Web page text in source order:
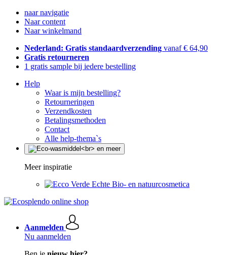
naar navigatie
Naar content
Naar winkelmand
Nederland: Gratis standaardverzending vanaf € 64,90
Gratis retourneren
1 gratis sample bij iedere bestelling
Help
Waar is mijn bestelling?
Retourneringen
Verzendkosten
Betalingsmethoden
Contact
Alle help-thema`s
Meer inspiratie
Echte Bio- en natuurcosmetica
Aanmelden
Nu aanmelden